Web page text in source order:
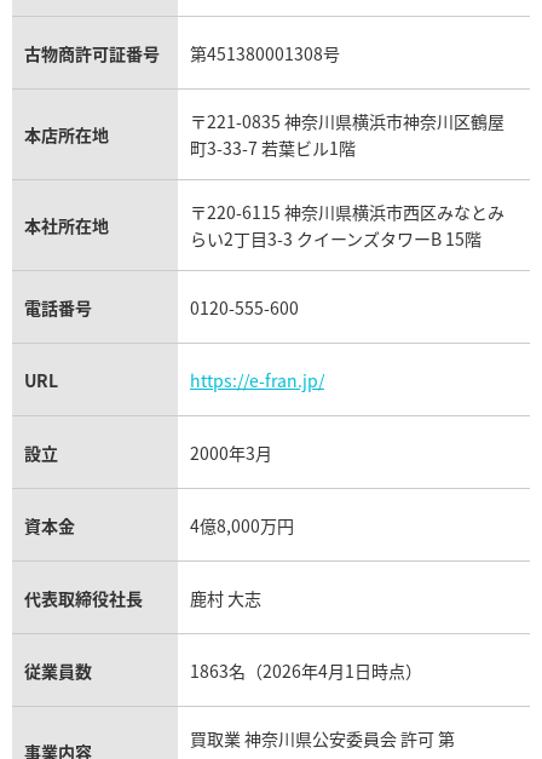
アクアマリン買取
オメガ買取
カルティエ買取
フランク ミュラー買取
リシャール・ミル買取
パネライ買取
チューダー（チュードル）買取
プラダ買取
モーブッサン買取
古物商許可証番号 第451380001308号
本店所在地
〒221-0835 神奈川県横浜市神奈川区鶴屋
町3-33-7 若葉ビル1階
本社所在地
〒220-6115 神奈川県横浜市西区みなとみ
らい2丁目3-3 クイーンズタワーB 15階
電話番号 0120-555-600
URL https://e-fran.jp/
設立 2000年3月
資本金 4億8,000万円
代表取締役社長 鹿村 大志
従業員数 1863名（2026年4月1日時点）
事業内容
買取業 神奈川県公安委員会 許可 第